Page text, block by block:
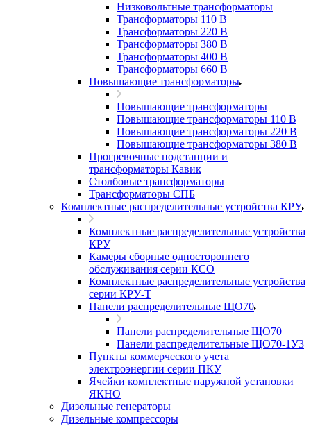
Низковольтные трансформаторы
Трансформаторы 110 В
Трансформаторы 220 В
Трансформаторы 380 В
Трансформаторы 400 В
Трансформаторы 660 В
Повышающие трансформаторы
Повышающие трансформаторы
Повышающие трансформаторы 110 В
Повышающие трансформаторы 220 В
Повышающие трансформаторы 380 В
Прогревочные подстанции и
трансформаторы Кавик
Столбовые трансформаторы
Трансформаторы СПБ
Комплектные распределительные устройства КРУ
Комплектные распределительные устройства
КРУ
Камеры сборные одностороннего
обслуживания серии КСО
Комплектные распределительные устройства
серии КРУ-Т
Панели распределительные ЩО70
Панели распределительные ЩО70
Панели распределительные ЩО70-1У3
Пункты коммерческого учета
электроэнергии серии ПКУ
Ячейки комплектные наружной установки
ЯКНО
Дизельные генераторы
Дизельные компрессоры